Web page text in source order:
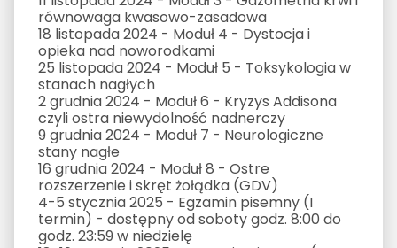
równowaga kwasowo-zasadowa
18 listopada 2024 - Moduł 4 - Dystocja i
opieka nad noworodkami
25 listopada 2024 - Moduł 5 - Toksykologia w
stanach nagłych
2 grudnia 2024 - Moduł 6 - Kryzys Addisona
czyli ostra niewydolność nadnerczy
9 grudnia 2024 - Moduł 7 - Neurologiczne
stany nagłe
16 grudnia 2024 - Moduł 8 - Ostre
rozszerzenie i skręt żołądka (GDV)
4-5 stycznia 2025 - Egzamin pisemny (I
termin) - dostępny od soboty godz. 8:00 do
godz. 23:59 w niedzielę